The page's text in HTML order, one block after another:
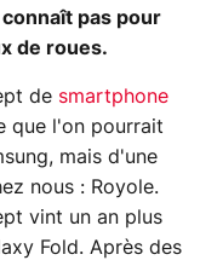
pas pour
de roues.
de smartphone
que l'on pourrait
mais d'une
nous : Royole.
vint un an plus
Fold. Après des